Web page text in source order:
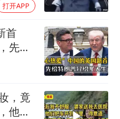
打开APP
首
先给
，竟
他们